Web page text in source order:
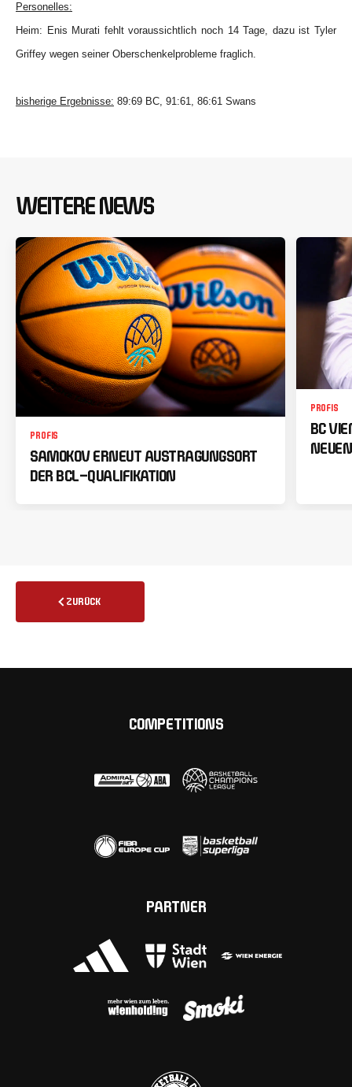
Personelles:
Heim: Enis Murati fehlt voraussichtlich noch 14 Tage, dazu ist Tyler
Griffey wegen seiner Oberschenkelprobleme fraglich.
bisherige Ergebnisse: 89:69 BC, 91:61, 86:61 Swans
WEITERE NEWS
PROFIS
SAMOKOV ERNEUT AUSTRAGUNGSORT
DER BCL-QUALIFIKATION
PROFIS
BC
ZURÜCK
COMPETITIONS
PARTNER